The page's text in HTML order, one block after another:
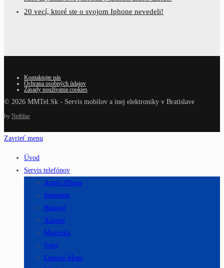
20 vecí, ktoré ste o svojom Iphone nevedeli!
Kontaktujte nás
Ochrana osobných údajov
Zásady používania cookies
© 2026 MMTel.Sk - Servis mobilov a inej elektroniky v Bratislave
by Netblue
Zavrieť menu
Úvod
Servis telefónov
Apple iPhone
Samsung
Huawei
Xiaomi
Motorola
Sony
Lenovo Moto